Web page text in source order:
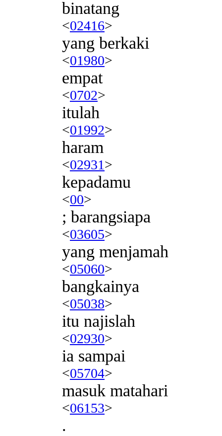
binatang
<02416>
yang berkaki
<01980>
empat
<0702>
itulah
<01992>
haram
<02931>
kepadamu
<00>
; barangsiapa
<03605>
yang menjamah
<05060>
bangkainya
<05038>
itu najislah
<02930>
ia sampai
<05704>
masuk matahari
<06153>
.